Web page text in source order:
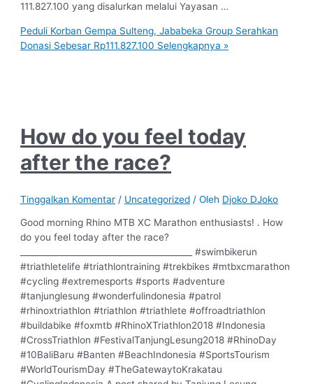
111.827.100 yang disalurkan melalui Yayasan …
Peduli Korban Gempa Sulteng, Jababeka Group Serahkan
Donasi Sebesar Rp111.827.100 Selengkapnya »
How do you feel today
after the race?
Tinggalkan Komentar / Uncategorized / Oleh Djoko DJoko
Good morning Rhino MTB XC Marathon enthusiasts! . How
do you feel today after the race?
_________________________________________ #swimbikerun
#triathletelife #triathlontraining #trekbikes #mtbxcmarathon
#cycling #extremesports #sports #adventure
#tanjunglesung #wonderfulindonesia #patrol
#rhinoxtriathlon #triathlon #triathlete #offroadtriathlon
#buildabike #foxmtb #RhinoXTriathlon2018 #Indonesia
#CrossTriathlon #FestivalTanjungLesung2018 #RhinoDay
#10BaliBaru #Banten #BeachIndonesia #SportsTourism
#WorldTourismDay #TheGatewaytoKrakatau